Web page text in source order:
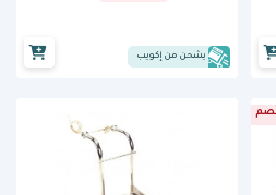
يشحن من إكويب